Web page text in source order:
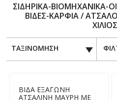
ΣΙΔΗΡΙΚΑ-ΒΙΟΜΗΧΑΝΙΚΑ-
ΒΙΔΕΣ-ΚΑΡΦΙΑ /
ΤΑΞΙΝΟΜΗΣΗ
ΒΙΔΑ ΕΞΑΓΩΝΗ
ΑΤΣΑΛΙΝΗ ΜΑΥΡΗ ΜΕ